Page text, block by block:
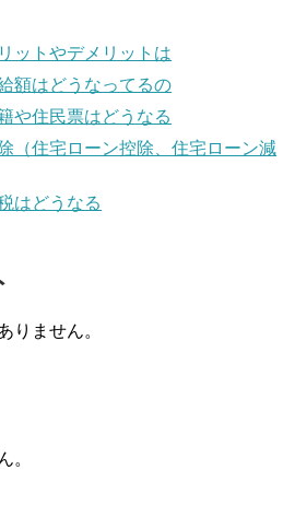
ットやデメリットは
額はどうなってるの
や住民票はどうなる
（住宅ローン控除、住宅ローン減
はどうなる
りません。
。